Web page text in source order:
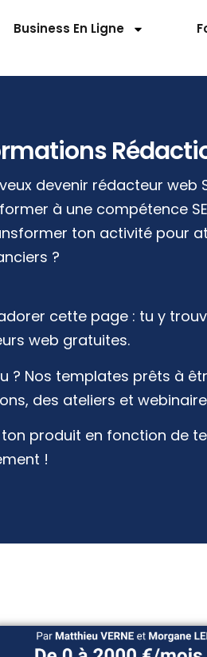
Business En Ligne
devenir rédacteur web
à une compétence
ton activité pour
?
cette page : tu y
web gratuites.
? Nos templates prêts à
des ateliers et
ton produit en fonction de
!